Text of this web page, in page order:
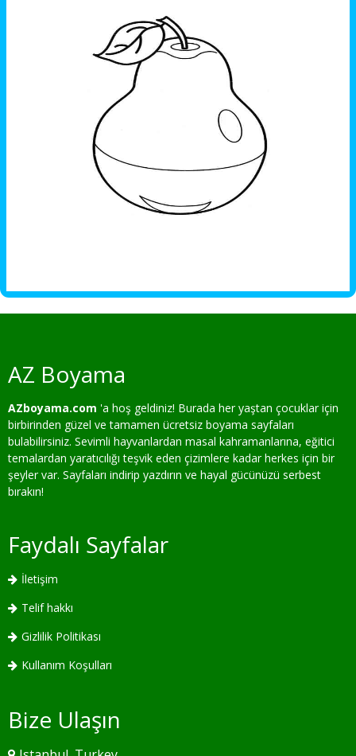
AZ Boyama
AZboyama.com 'a hoş geldiniz! Burada her yaştan çocuklar için
birbirinden güzel ve tamamen ücretsiz boyama sayfaları
bulabilirsiniz. Sevimli hayvanlardan masal kahramanlarına, eğitici
temalardan yaratıcılığı teşvik eden çizimlere kadar herkes için bir
şeyler var. Sayfaları indirip yazdırın ve hayal gücünüzü serbest
bırakın!
Faydalı Sayfalar
İletişim
Telif hakkı
Gizlilik Politikası
Kullanım Koşulları
Bize Ulaşın